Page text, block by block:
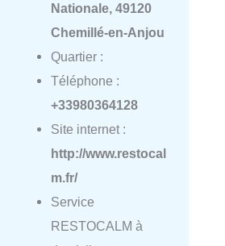
Nationale, 49120
Chemillé-en-Anjou
Quartier :
Téléphone :
+33980364128
Site internet :
http://www.restocal
m.fr/
Service
RESTOCALM à